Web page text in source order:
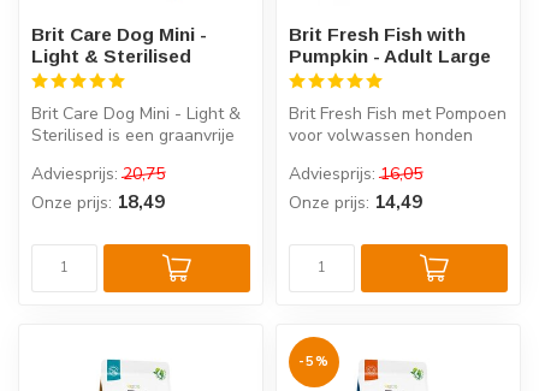
Brit Care Dog Mini -
Light & Sterilised
Brit Care Dog Mini - Light &
Sterilised is een graanvrije
Adviesprijs: 20,75
Onze prijs: 18,49
Brit Fresh Fish with
Pumpkin - Adult Large
Brit Fresh Fish met Pompoen
voor volwassen honden
pompoen,...
Adviesprijs: 16,05
Onze prijs: 14,49
-5%